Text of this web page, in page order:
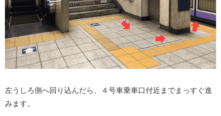
左うしろ側へ回り込んだら、４号車乗車口付近までまっすぐ進
みます。